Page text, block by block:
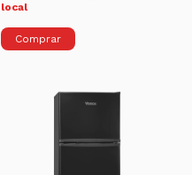
local